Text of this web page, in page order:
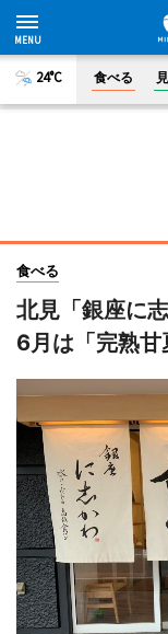
24°C 食べる
食べる
北見「銀座に
6月は「完熟甘